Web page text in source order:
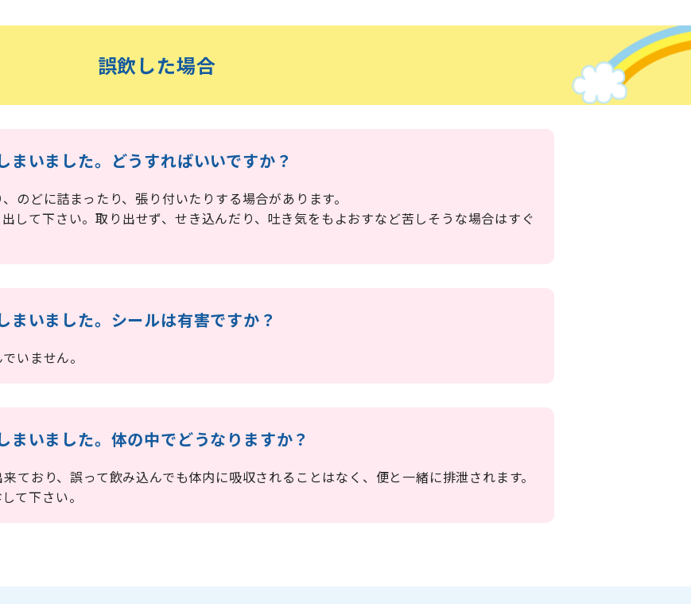
誤飲した場合
まいました。どうすればいいですか？
のどに詰まったり、張り付いたりする場合があります。
して下さい。取り出せず、せき込んだり、吐き気をもよおすなど苦しそうな場合はすぐ
まいました。シールは有害ですか？
いません。
まいました。体の中でどうなりますか？
ており、誤って飲み込んでも体内に吸収されることはなく、便と一緒に排泄されます。
て下さい。